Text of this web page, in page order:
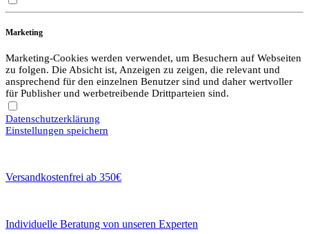
Marketing
Marketing-Cookies werden verwendet, um Besuchern auf Webseiten
zu folgen. Die Absicht ist, Anzeigen zu zeigen, die relevant und
ansprechend für den einzelnen Benutzer sind und daher wertvoller
für Publisher und werbetreibende Drittparteien sind.
Datenschutzerklärung
Einstellungen speichern
Versandkostenfrei ab 350€
Individuelle Beratung von unseren Experten